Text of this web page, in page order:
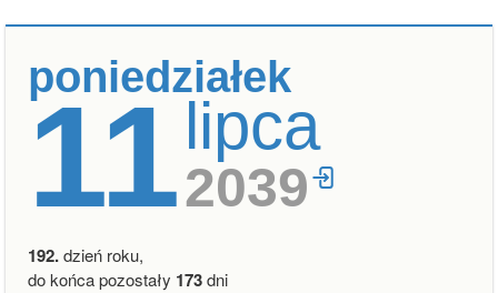
poniedziałek
11lipca
2039
192.dzień roku,
do końca pozostały 173dni